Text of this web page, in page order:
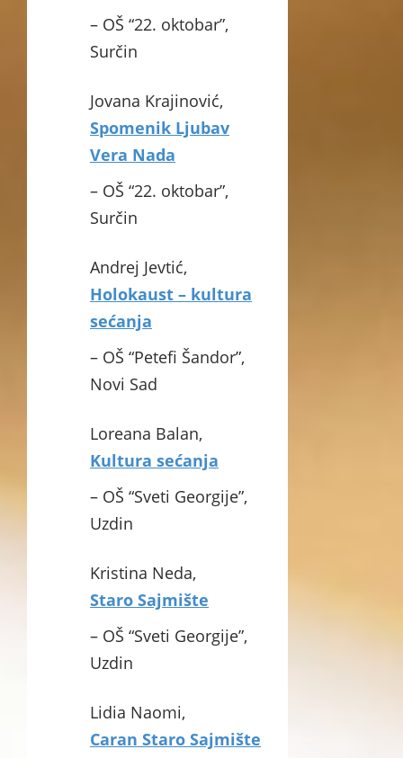
– OŠ “22. oktobar”,
Surčin
Jovana Krajinović,
Spomenik Ljubav
Vera Nada
– OŠ “22. oktobar”,
Surčin
Andrej Jevtić,
Holokaust – kultura
sećanja
– OŠ “Petefi Šandor”,
Novi Sad
Loreana Balan,
Kultura sećanja
– OŠ “Sveti Georgije”,
Uzdin
Kristina Neda,
Staro Sajmište
– OŠ “Sveti Georgije”,
Uzdin
Lidia Naomi,
Caran Staro Sajmište